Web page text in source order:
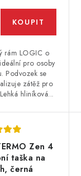
rám LOGIC o
pro osoby
Podvozek se
zátěž pro
hliníková...
Zen 4
taška na
černá